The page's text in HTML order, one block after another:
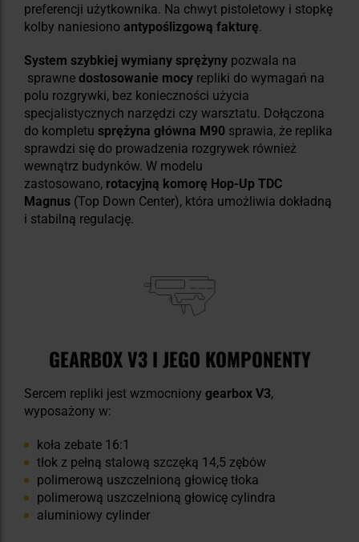
preferencji użytkownika. Na chwyt pistoletowy i stopkę
kolby naniesiono antypoślizgową fakturę.
System szybkiej wymiany sprężyny pozwala na
sprawne dostosowanie mocy repliki do wymagań na
polu rozgrywki, bez konieczności użycia
specjalistycznych narzędzi czy warsztatu. Dołączona
do kompletu sprężyna główna M90 sprawia, że replika
sprawdzi się do prowadzenia rozgrywek również
wewnątrz budynków. W modelu
zastosowano, rotacyjną komorę Hop-Up TDC
Magnus (Top Down Center), która umożliwia dokładną
i stabilną regulację.
GEARBOX V3 I JEGO KOMPONENTY
Sercem repliki jest wzmocniony gearbox V3,
wyposażony w:
koła zebate 16:1
tłok z pełną stalową szczęką 14,5 zębów
polimerową uszczelnioną głowicę tłoka
polimerową uszczelnioną głowicę cylindra
aluminiowy cylinder